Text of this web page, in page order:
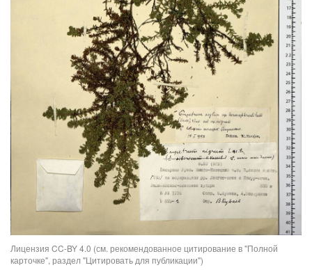
Лицензия CC-BY 4.0 (см. рекомендованное цитирование в "Полной
карточке", раздел "Цитировать для публикации")